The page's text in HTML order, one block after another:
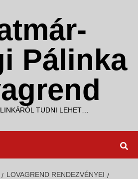
Pálinka
TUDNI LEHET…
LOVAGREND RENDEZVÉNYEI